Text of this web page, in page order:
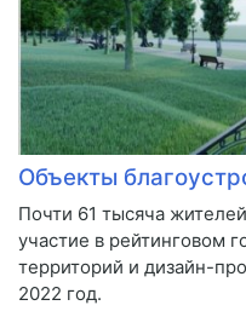
Объекты
​Почти 61 тысяча
участие в рейтинговом
территорий и дизайн-
2022 год.